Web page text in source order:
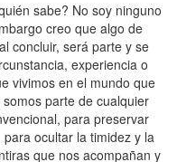
sabe? No soy ninguno
creo que algo de
concluir, será parte y se
experiencia o
vivimos en el mundo que
parte de cualquier
para preservar
ocultar la timidez y la
que nos acompañan y